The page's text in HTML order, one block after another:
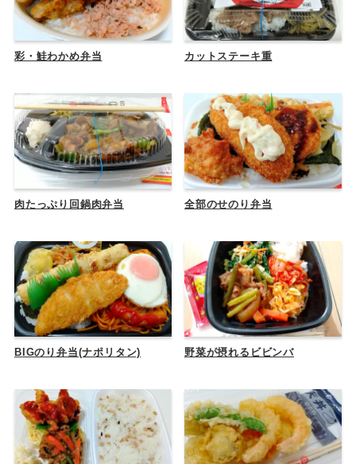
彩・鮭わかめ弁当 カットステーキ重
肉たっぷり回鍋肉弁当 全部のせのり弁当
BIGのり弁当(ナポリタン) 野菜が摂れるビビンバ